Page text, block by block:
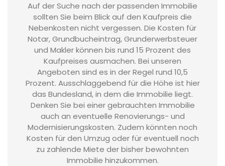
Auf der Suche nach der passenden Immobilie
sollten Sie beim Blick auf den Kaufpreis die
Nebenkosten nicht vergessen. Die Kosten für
Notar, Grundbucheintrag, Grunderwerbsteuer
und Makler können bis rund 15 Prozent des
Kaufpreises ausmachen. Bei unseren
Angeboten sind es in der Regel rund 10,5
Prozent. Ausschlaggebend für die Höhe ist hier
das Bundesland, in dem die Immobilie liegt.
Denken Sie bei einer gebrauchten Immobilie
auch an eventuelle Renovierungs- und
Modernisierungskosten. Zudem könnten noch
Kosten für den Umzug oder für eventuell noch
zu zahlende Miete der bisher bewohnten
Immobilie hinzukommen.